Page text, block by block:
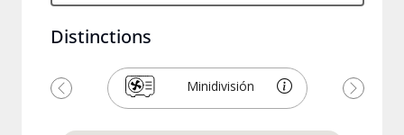
Distinctions
Minidivisión
Previous Next